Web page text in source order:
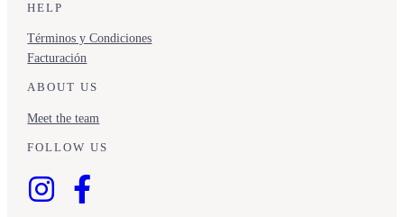
HELP
Términos y Condiciones
Facturación
ABOUT US
Meet the team
FOLLOW US